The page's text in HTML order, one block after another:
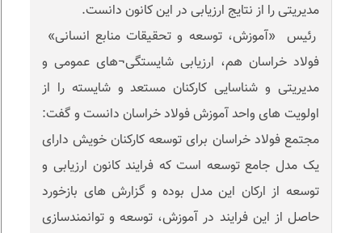
مدیریتی را از نتایج ارزیابی در این کانون دانست.
رئیس «آموزش، توسعه و تحقیقات منابع انسانی»
فولاد خراسان هم، ارزیابی شایستگی¬های عمومی و
مدیریتی و شناسایی کارکنان مستعد و شایسته را از
اولویت های واحد آموزش فولاد خراسان دانست و گفت:
مجتمع فولاد خراسان برای توسعه کارکنان خویش دارای
یک مدل جامع توسعه است که فرایند کانون ارزیابی و
توسعه از ارکان این مدل بوده و گزارش های بازخورد
حاصل از این فرایند در آموزش، توسعه و توانمندسازی